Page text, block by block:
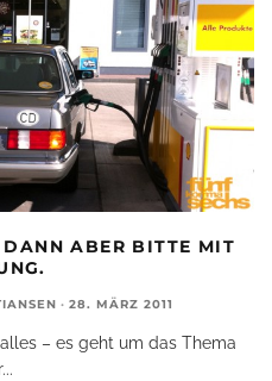
DANN ABER BITTE MIT
· 28. MÄRZ 2011
– es geht um das Thema
...